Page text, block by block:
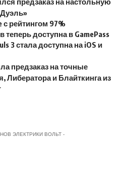
с рейтингом 97%
доступна в GamePass
3 стала доступна на iOS и
предзаказ на точные
и Блайткинга из
ЭЛЕКТРИКИ ВОЛЬТ -